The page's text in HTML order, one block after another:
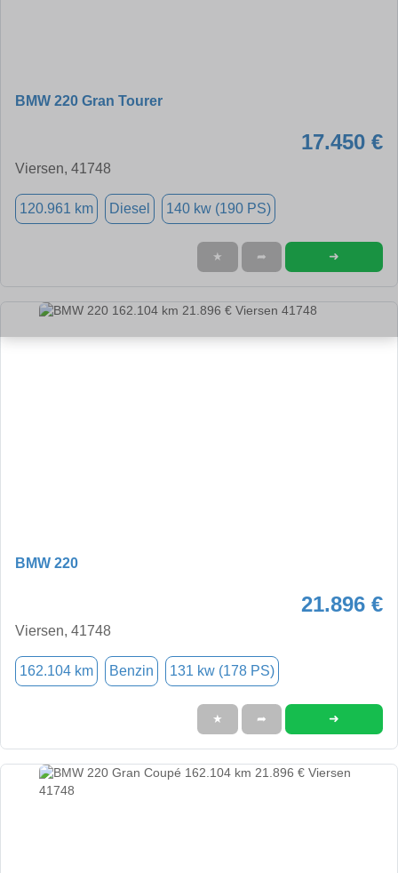
BMW 220 Gran Tourer
17.450 €
Viersen, 41748
120.961 km Diesel 140 kw (190 PS)
★ ➦ ➜
BMW 220
21.896 €
Viersen, 41748
162.104 km Benzin 131 kw (178 PS)
★ ➦ ➜